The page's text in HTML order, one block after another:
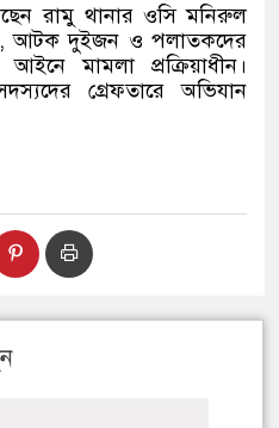
রামু থানার ওসি মনিরুল
আটক দুইজন ও পলাতকদের
আইনে মামলা প্রক্রিয়াধীন।
গ্রেফতারে অভিযান